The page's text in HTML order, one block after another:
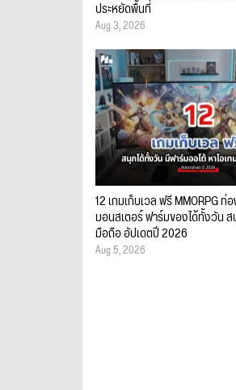
ประหยัดพื้นที่
Aug 3, 2026
12 เกมเก็บเวล ฟรี MMORPG
มอนสเตอร์ ฟาร์มของได้ทั้งวัน
มือถือ อัปเดตปี 2026
Aug 5, 2026